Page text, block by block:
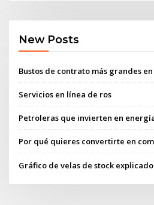
New Posts
Bustos de contrato más grandes
Servicios en línea de ros
Petroleras que invierten en
Por qué quieres convertirte en
Gráfico de velas de stock explicado